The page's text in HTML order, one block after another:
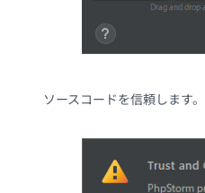
ソースコードを信頼します。